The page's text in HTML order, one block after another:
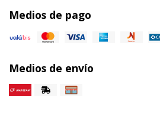
Medios de pago
Medios de envío